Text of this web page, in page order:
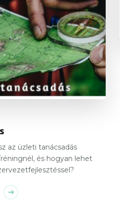
az üzleti tanácsadás
és hogyan lehet